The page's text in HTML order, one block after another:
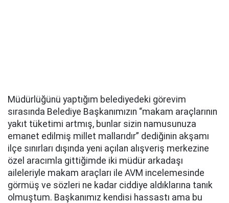
Müdürlüğünü yaptığım belediyedeki görevim
sırasında Belediye Başkanımızın “makam araçlarının
yakıt tüketimi artmış, bunlar sizin namusunuza
emanet edilmiş millet mallarıdır” dediğinin akşamı
ilçe sınırları dışında yeni açılan alışveriş merkezine
özel aracımla gittiğimde iki müdür arkadaşı
aileleriyle makam araçları ile AVM incelemesinde
görmüş ve sözleri ne kadar ciddiye aldıklarına tanık
olmuştum. Başkanımız kendisi hassastı ama bu